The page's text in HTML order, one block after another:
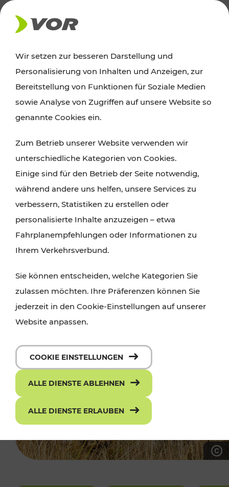
AKTUELLES
Ausflugstipps
Wien, Niederösterreich und das Burgenland
Wanderungen, Kultur und Gastronomie,
Radtouren oder purer Naturgenuss – viele
Attraktionen sind mit den Ticket- und Fahrplan-
Angeboten des VOR gut und schnell erreichbar.
Wir setzen zur besseren Darstellung und
Personalisierung von Inhalten und Anzeigen, zur
Bereitstellung von Funktionen für Soziale Medien
sowie Analyse von Zugriffen auf unsere Website so
genannte Cookies ein.
Zum Betrieb unserer Website verwenden wir
unterschiedliche Kategorien von Cookies.
Einige sind für den Betrieb der Seite notwendig,
während andere uns helfen, unsere Services zu
verbessern, Statistiken zu erstellen oder
personalisierte Inhalte anzuzeigen – etwa
Fahrplanempfehlungen oder Informationen zu
Ihrem Verkehrsverbund.
Sie können entscheiden, welche Kategorien Sie
zulassen möchten. Ihre Präferenzen können Sie
jederzeit in den Cookie-Einstellungen auf unserer
Website anpassen.
COOKIE EINSTELLUNGEN
ALLE DIENSTE ABLEHNEN
ALLE DIENSTE ERLAUBEN